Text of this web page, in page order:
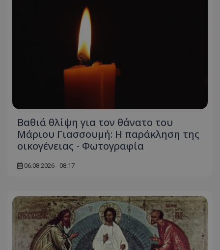
Βαθιά θλίψη για τον θάνατο του
Μάριου Γιασσουμή: Η παράκληση της
οικογένειας - Φωτογραφία
06.08.2026 - 08:17